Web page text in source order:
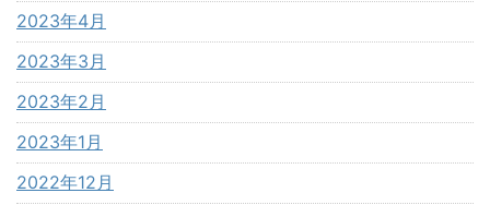
2023年4月
2023年3月
2023年2月
2023年1月
2022年12月